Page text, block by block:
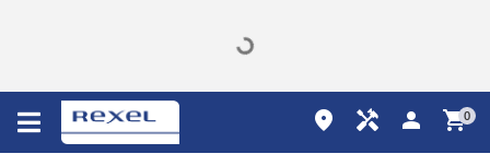
place handyman person shopping_cart0